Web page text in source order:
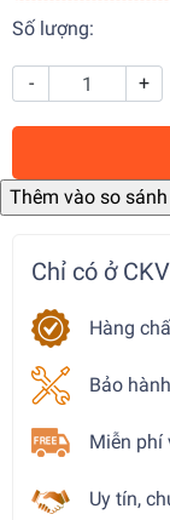
Số lượng:
- +
Chỉ có ở
Hàng
Bảo
Miễn phí
Uy tín,